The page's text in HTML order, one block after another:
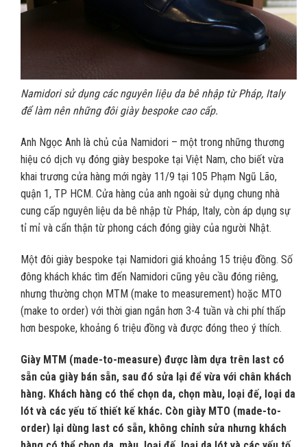
Namidori sử dụng các nguyên liệu da bê nhập từ Pháp, Italy
để làm nên những đôi giày bespoke cao cấp.
Anh Ngọc Anh là chủ của Namidori – một trong những thương
hiệu có dịch vụ đóng giày bespoke tại Việt Nam, cho biết vừa
khai trương cửa hàng mới ngày 11/9 tại 105 Phạm Ngũ Lão,
quận 1, TP HCM. Cửa hàng của anh ngoài sử dụng chung nhà
cung cấp nguyên liệu da bê nhập từ Pháp, Italy, còn áp dụng sự
tỉ mỉ và cẩn thận từ phong cách đóng giày của người Nhật.
Một đôi giày bespoke tại Namidori giá khoảng 15 triệu đồng. Số
đông khách khác tìm đến Namidori cũng yêu cầu đóng riêng,
nhưng thường chọn MTM (make to measurement) hoặc MTO
(make to order) với thời gian ngắn hơn 3-4 tuần và chi phí thấp
hơn bespoke, khoảng 6 triệu đồng và được đóng theo ý thích.
Giày MTM (made-to-measure) được làm dựa trên last có
sẵn của giày bán sẵn, sau đó sửa lại để vừa với chân khách
hàng. Khách hàng có thể chọn da, chọn màu, loại đế, loại da
lót và các yếu tố thiết kế khác. Còn giày MTO (made-to-
order) lại dùng last có sẵn, không chỉnh sửa nhưng khách